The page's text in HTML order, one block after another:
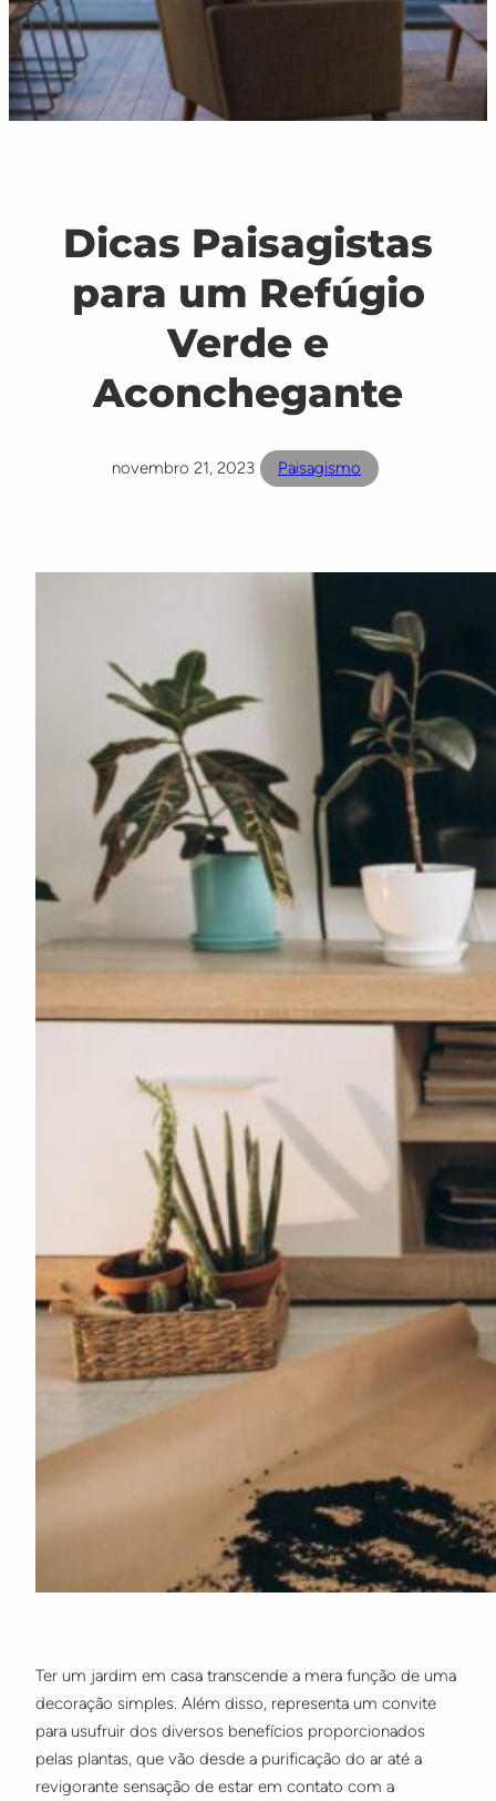
Dicas Paisagistas
para um Refúgio
Verde e
Aconchegante
novembro 21, 2023 Paisagismo
Ter um jardim em casa transcende a mera função de uma
decoração simples. Além disso, representa um convite
para usufruir dos diversos benefícios proporcionados
pelas plantas, que vão desde a purificação do ar até a
revigorante sensação de estar em contato com a